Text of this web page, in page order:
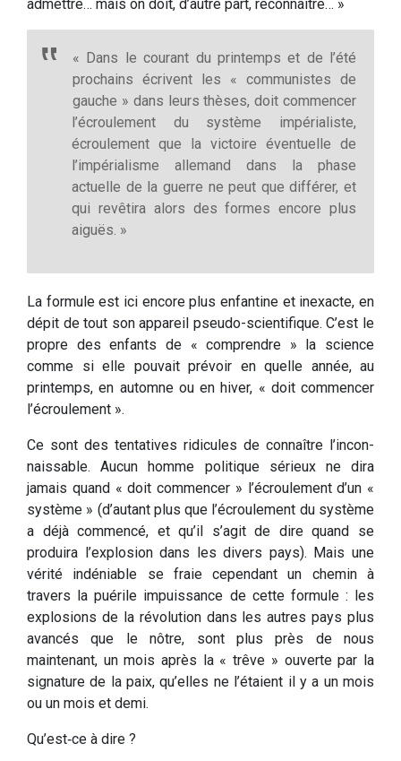
admettre… mais on doit, d’autre part, reconnaître… »
« Dans le courant du printemps et de l’été
prochains écrivent les « communistes de
gauche » dans leurs thèses, doit commencer
l’écroulement du système impérialiste,
écroulement que la victoire éventuelle de
l’impérialisme allemand dans la phase
actuelle de la guerre ne peut que différer, et
qui revêtira alors des formes encore plus
aiguës. »
La formule est ici encore plus enfantine et inexacte, en
dépit de tout son appareil pseudo-­scientifique. C’est le
propre des enfants de « comprendre » la science
comme si elle pouvait prévoir en quelle année, au
printemps, en automne ou en hiver, « doit commencer
l’écroulement ».
Ce sont des tentatives ridicules de connaître l’incon­
naissable. Aucun homme politique sérieux ne dira
jamais quand « doit commencer » l’écroulement d’un «
système » (d’autant plus que l’écroulement du système
a déjà commencé, et qu’il s’agit de dire quand se
produira l’explosion dans les divers pays). Mais une
vérité indéniable se fraie cependant un chemin à
travers la puérile impuissance de cette formule : les
explosions de la révolution dans les autres pays plus
avancés que le nôtre, sont plus près de nous
maintenant, un mois après la « trêve » ouverte par la
signature de la paix, qu’elles ne l’étaient il y a un mois
ou un mois et demi.
Qu’est‑ce à dire ?